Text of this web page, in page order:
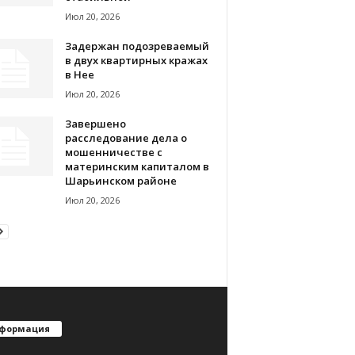
Июл 20, 2026
Задержан подозреваемый
в двух квартирных кражах
в Нее
Июл 20, 2026
Завершено
расследование дела о
мошенничестве с
материнским капиталом в
Шарьинском районе
Июл 20, 2026